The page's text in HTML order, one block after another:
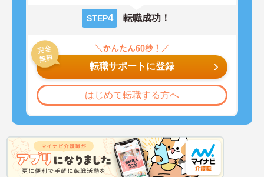
STEP4 転職成功！
転職サポートに登録
はじめて転職する方へ